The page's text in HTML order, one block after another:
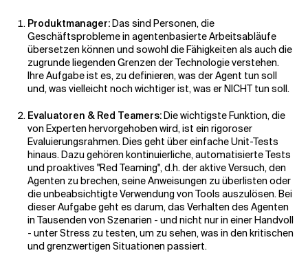
Produktmanager:Das sind Personen, die
Geschäftsprobleme in agentenbasierte Arbeitsabläufe
übersetzen können und sowohl die Fähigkeiten als auch die
zugrunde liegenden Grenzen der Technologie verstehen.
Ihre Aufgabe ist es, zu definieren, was der Agent tun soll
und, was vielleicht noch wichtiger ist, was er NICHT tun soll.
Evaluatoren & Red Teamers:Die wichtigste Funktion, die
von Experten hervorgehoben wird, ist ein rigoroser
Evaluierungsrahmen. Dies geht über einfache Unit-Tests
hinaus. Dazu gehören kontinuierliche, automatisierte Tests
und proaktives "Red Teaming", d.h. der aktive Versuch, den
Agenten zu brechen, seine Anweisungen zu überlisten oder
die unbeabsichtigte Verwendung von Tools auszulösen. Bei
dieser Aufgabe geht es darum, das Verhalten des Agenten
in Tausenden von Szenarien - und nicht nur in einer Handvoll
- unter Stress zu testen, um zu sehen, was in den kritischen
und grenzwertigen Situationen passiert.